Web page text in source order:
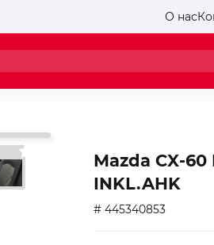
О нас
Mazda CX-60
INKL.AHK
# 445340853